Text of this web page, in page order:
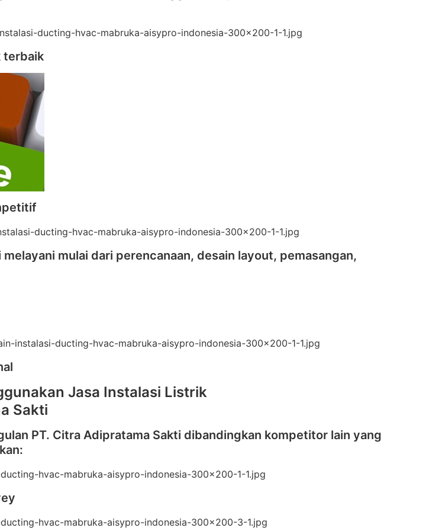
terbaik
mulai dari perencanaan, desain layout, pemasangan,
Jasa Instalasi Listrik
Sakti
PT. Citra Adipratama Sakti dibandingkan kompetitor lain yang